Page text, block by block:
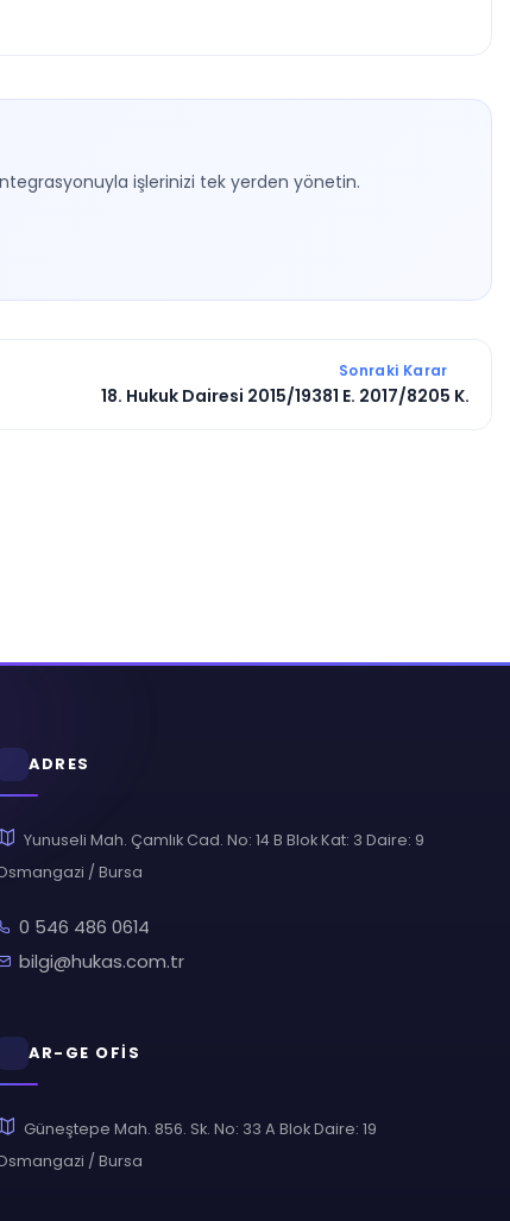
işlerinizi tek yerden yönetin.
Sonraki Karar
18. Hukuk Dairesi 2015/19381 E. 2017/8205 K.
ADRES
Yunuseli Mah. Çamlık Cad. No: 14 B Blok Kat: 3 Daire: 9
/ Bursa
0 546 486 0614
bilgi@hukas.com.tr
AR-GE OFİS
Güneştepe Mah. 856. Sk. No: 33 A Blok Daire: 19
/ Bursa